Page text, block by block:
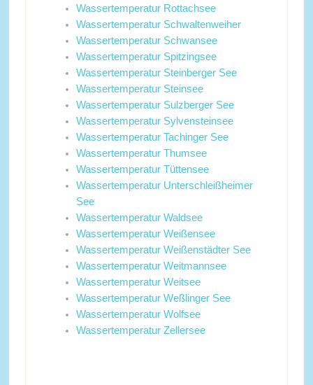
Wassertemperatur Rottachsee
Wassertemperatur Schwaltenweiher
Wassertemperatur Schwansee
Wassertemperatur Spitzingsee
Wassertemperatur Steinberger See
Wassertemperatur Steinsee
Wassertemperatur Sulzberger See
Wassertemperatur Sylvensteinsee
Wassertemperatur Tachinger See
Wassertemperatur Thumsee
Wassertemperatur Tüttensee
Wassertemperatur Unterschleißheimer
See
Wassertemperatur Waldsee
Wassertemperatur Weißensee
Wassertemperatur Weißenstädter See
Wassertemperatur Weitmannsee
Wassertemperatur Weitsee
Wassertemperatur Weßlinger See
Wassertemperatur Wolfsee
Wassertemperatur Zellersee